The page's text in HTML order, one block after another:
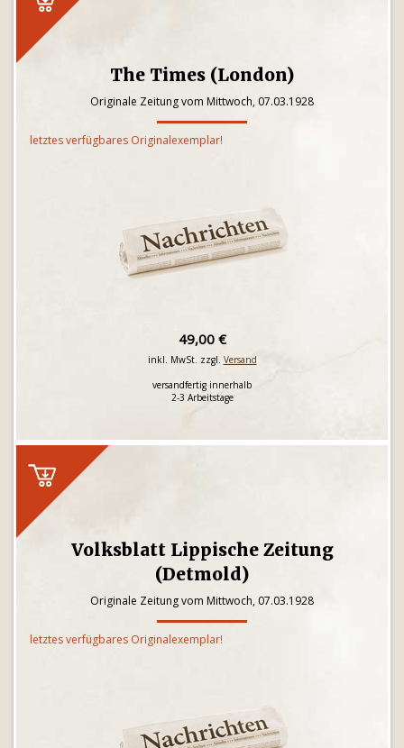
The Times (London)
Originale Zeitung vom Mittwoch, 07.03.1928
letztes verfügbares Originalexemplar!
49,00 €
inkl. MwSt. zzgl. Versand
versandfertig innerhalb
2-3 Arbeitstage
Volksblatt Lippische Zeitung
(Detmold)
Originale Zeitung vom Mittwoch, 07.03.1928
letztes verfügbares Originalexemplar!